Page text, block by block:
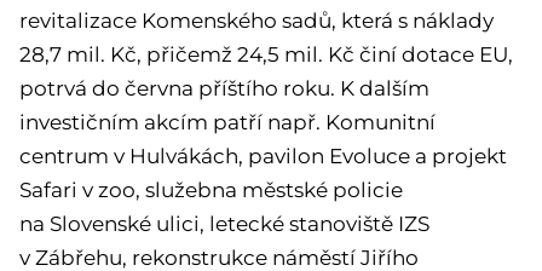
revitalizace Komenského sadů, která s náklady
28,7 mil. Kč, přičemž 24,5 mil. Kč činí dotace EU,
potrvá do června příštího roku. K dalším
investičním akcím patří např. Komunitní
centrum v Hulvákách, pavilon Evoluce a projekt
Safari v zoo, služebna městské policie
na Slovenské ulici, letecké stanoviště IZS
v Zábřehu, rekonstrukce náměstí Jiřího